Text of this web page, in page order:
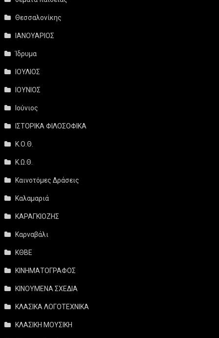
Θεσσαλονίκης
ΙΑΝΟΥΑΡΙΟΣ
Ίδρυμα
ΙΟΥΛΙΟΣ
ΙΟΥΝΙΟΣ
Ιούνιος
ΙΣΤΟΡΙΚΑ ΦΙΛΟΣΟΦΙΚΑ
Κ.Ο.Θ.
Κ.Ω.Θ.
Καινοτόμες Δράσεις
Καλαμαριά
ΚΑΡΑΓΚΙΟΖΗΣ
Καρναβάλι
ΚΘΒΕ
ΚΙΝΗΜΑΤΟΓΡΑΦΟΣ
ΚΙΝΟΥΜΕΝΑ ΣΧΕΔΙΑ
ΚΛΑΣΙΚΑ ΛΟΓΟΤΕΧΝΙΚΑ
ΚΛΑΣΙΚΗ ΜΟΥΣΙΚΗ